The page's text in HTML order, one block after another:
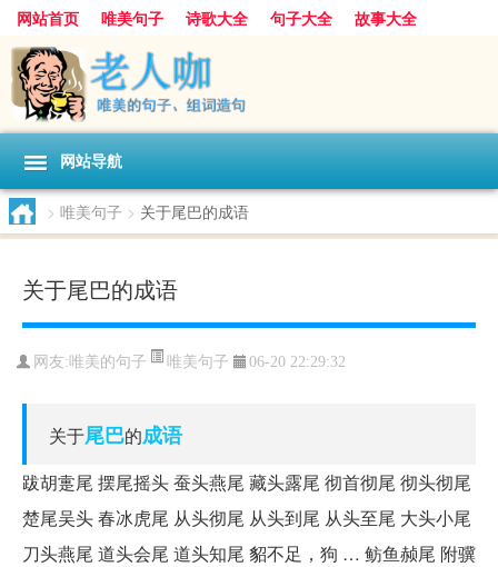
网站首页 唯美句子 诗歌大全 句子大全
故事大全
人生感悟
其他美文 美文欣赏
感人故事
句子分类
网站导航
> 唯美句子 > 关于尾巴的成语
关于尾巴的成语
网友: 唯美的句子 唯美句子 06-20 22:29:32
关于尾巴的成语
跋胡疐尾 摆尾摇头 蚕头燕尾 藏头露尾 彻首彻尾 彻头彻尾
楚尾吴头 春冰虎尾 从头彻尾 从头到尾 从头至尾 大头小尾
刀头燕尾 道头会尾 道头知尾 貂不足，狗 … 鲂鱼赪尾 附骥